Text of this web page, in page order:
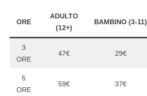
ORE
ADULTO
(12+)
BAMBINO (3-11)
3
ORE
47€ 29€
5
ORE
59€ 37€